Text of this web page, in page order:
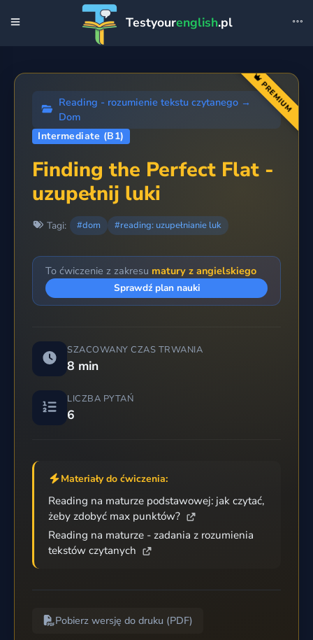
Testyourenglish.pl
PREMIUM
Reading - rozumienie tekstu czytanego →
Dom
Intermediate (B1)
Finding the Perfect Flat -
uzupełnij luki
Tagi: #dom #reading: uzupełnianie luk
To ćwiczenie z zakresu matury z angielskiego
Sprawdź plan nauki
SZACOWANY CZAS TRWANIA
8 min
LICZBA PYTAŃ
6
Materiały do ćwiczenia:
Reading na maturze podstawowej: jak czytać,
żeby zdobyć max punktów?
Reading na maturze - zadania z rozumienia
tekstów czytanych
Pobierz wersję do druku (PDF)